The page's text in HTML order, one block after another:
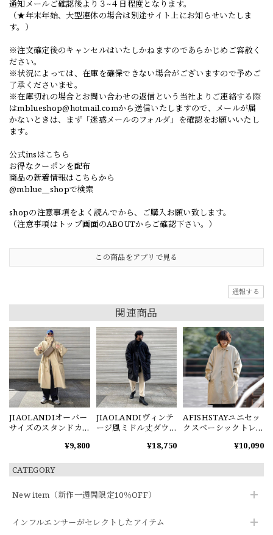
CATEGORY
New item（新作一週間限定10％OFF）
インフルエンサーがセレクトしたアイテム
通知メールご確認後より３~４日程度となります。
（★年末年始、大型連休の場合は別途サイト上にお知らせいたしま
す。）
※注文確定後のキャンセルはいたしかねますのであらかじめご容赦く
ださい。
※状況によっては、在庫を確保できない場合がございますので予めご
了承くださいませ。
※在庫切れの場合とお問い合わせの返信という当社よりご連絡する際
はmblueshop@hotmail.comから送信いたしますので、メールが届
かないときは、まず「迷惑メールのフォルダ」を確認をお願いいたし
ます。
公式insはこちら
お得なクーポンを配布
商品の新着情報はこちらから
@mblue__shopで検索
shopの注意事項をよく読んでから、ご購入お願い致します。
（注意事項はトップ画面のABOUTからご確認下さい。）
この商品をアプリで見る
通報する
関連商品
JIAOLANDIオーバー
サイズのスタンドカ
¥9,800
JIAOLANDIヴィンテ
ージ風ミドル丈ダウ
¥18,750
AFISHSTAYユニセッ
クスベーシックトレ
¥10,090